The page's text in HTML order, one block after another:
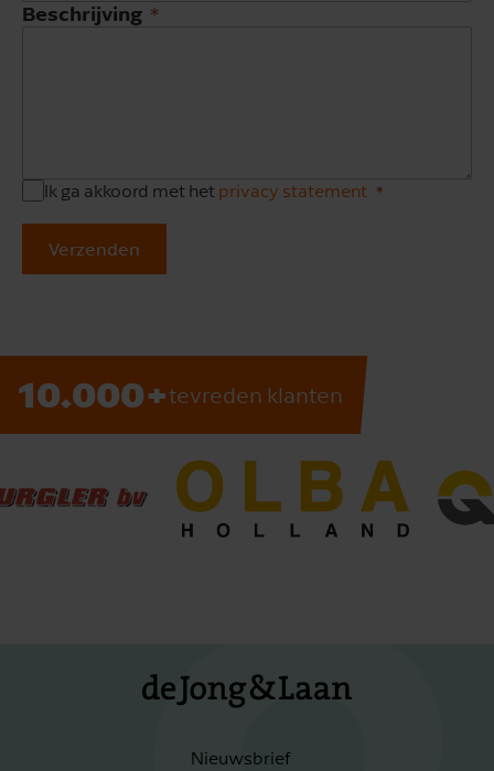
Beschrijving
Ik ga akkoord met het privacy statement
Verzenden
10.000+tevreden klanten
Nieuwsbrief